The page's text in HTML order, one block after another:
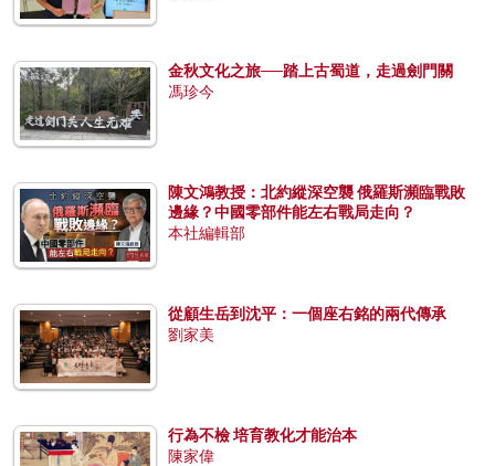
金秋文化之旅──踏上古蜀道，走過劍門關
馮珍今
陳文鴻教授：北約縱深空襲 俄羅斯瀕臨戰敗
邊緣？中國零部件能左右戰局走向？
本社編輯部
從顧生岳到沈平：一個座右銘的兩代傳承
劉家美
行為不檢 培育教化才能治本
陳家偉